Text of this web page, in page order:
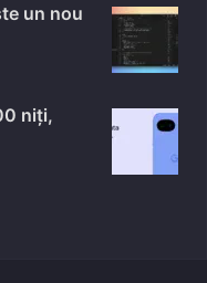
un nou
niți,